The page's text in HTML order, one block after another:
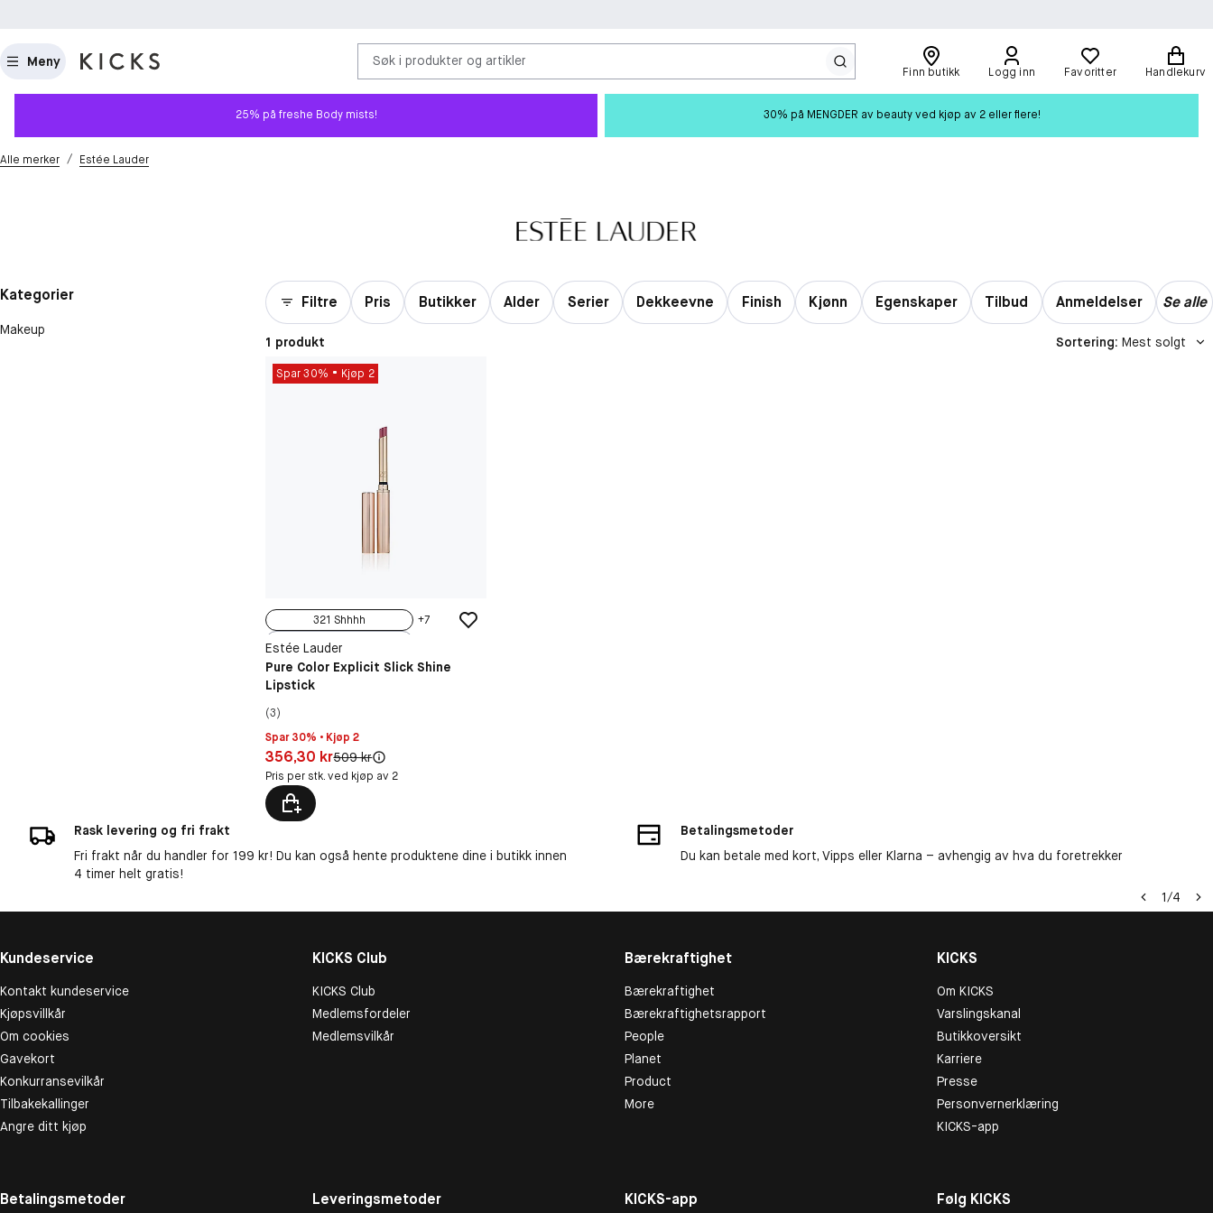
Meny Søk i produkter og artikler
Finn butikk Logg inn Favoritter Handlekurv
25% på freshe Body mists! 30% på MENGDER av beauty ved kjøp av 2 eller flere!
Alle merker / Estée Lauder
Kategorier
Makeup
Filtre Pris Butikker Alder Serier Dekkeevne Finish Kjønn Egenskaper Tilbud Anmeldelser Se alle
1 produkt Sortering: Mest solgt
Spar 30% Kjøp 2
321 Shhhh
333 Sabotage
404 No Tomorrow
419 Playtime
+7
Estée Lauder
Pure Color Explicit Slick Shine
Lipstick
(3)
Spar 30% • Kjøp 2
Pris: 356,30 kr
356,30 krOriginal pris:
509 kr
Pris per stk. ved kjøp av 2
Rask levering og fri frakt
Fri frakt når du handler for 199 kr! Du kan også hente produktene dine i butikk innen
4 timer helt gratis!
Betalingsmetoder
Du kan betale med kort, Vipps eller Klarna – avhengig av hva du foretrekker
1/4
Kundeservice
Kontakt kundeservice
Kjøpsvillkår
Om cookies
Gavekort
Konkurransevilkår
Tilbakekallinger
Angre ditt kjøp
KICKS Club
KICKS Club
Medlemsfordeler
Medlemsvilkår
Bærekraftighet
Bærekraftighet
Bærekraftighetsrapport
People
Planet
Product
More
KICKS
Om KICKS
Varslingskanal
Butikkoversikt
Karriere
Presse
Personvernerklæring
KICKS-app
Betalingsmetoder Leveringsmetoder KICKS-app Følg KICKS